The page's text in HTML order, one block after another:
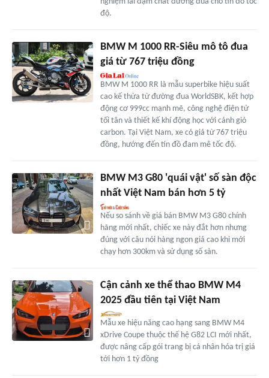
độ.
BMW M 1000 RR-Siêu mô tô đua
giá từ 767 triệu đồng
BMW M 1000 RR là mẫu superbike hiệu suất
cao kế thừa từ đường đua WorldSBK, kết hợp
động cơ 999cc mạnh mẽ, công nghệ điện tử
tối tân và thiết kế khí động học với cánh gió
carbon. Tại Việt Nam, xe có giá từ 767 triệu
đồng, hướng đến tín đồ đam mê tốc độ.
BMW M3 G80 'quái vật' số sàn độc
nhất Việt Nam bán hơn 5 tỷ
Nếu so sánh về giá bán BMW M3 G80 chính
hãng mới nhất, chiếc xe này đắt hơn nhưng
đúng với câu nói hàng ngon giá cao khi mới
chạy hơn 300km và sử dụng số sàn.
Cận cảnh xe thể thao BMW M4
2025 đầu tiên tại Việt Nam
Mẫu xe hiệu năng cao hạng sang BMW M4
xDrive Coupe thuộc thế hệ G82 LCI mới nhất,
được nâng cấp gói trang bị cá nhân hóa trị giá
tới hơn 1 tỷ đồng